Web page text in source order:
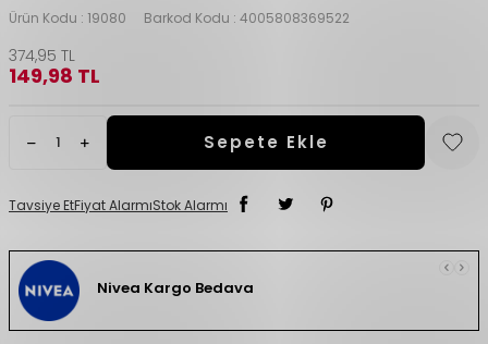
Ürün Kodu : 19080 Barkod Kodu : 4005808369522
374,95 TL
149,98 TL
Sepete Ekle
Tavsiye EtFiyat AlarmıStok Alarmı
Nivea Kargo Bedava